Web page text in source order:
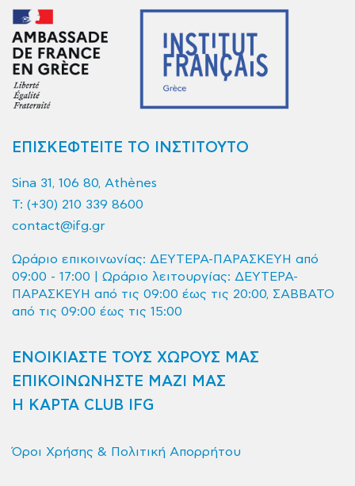
ΕΠΙΣΚΕΦΤΕΙΤΕ ΤΟ ΙΝΣΤΙΤΟΥΤΟ
Sina 31, 106 80, Athènes
T: (+30) 210 339 8600
contact@ifg.gr
Ωράριο επικοινωνίας: ΔΕΥΤΕΡΑ-ΠΑΡΑΣΚΕΥΗ από
09:00 - 17:00 | Ωράριο λειτουργίας: ΔΕΥΤΕΡΑ-
ΠΑΡΑΣΚΕΥΗ από τις 09:00 έως τις 20:00, ΣΑΒΒΑΤΟ
από τις 09:00 έως τις 15:00
ΕΝΟΙΚΙΑΣΤΕ ΤΟΥΣ ΧΩΡΟΥΣ ΜΑΣ
ΕΠΙΚΟΙΝΩΝΗΣΤΕ ΜΑΖΙ ΜΑΣ
Η ΚΑΡΤΑ CLUB IFG
Όροι Χρήσης & Πολιτική Απορρήτου